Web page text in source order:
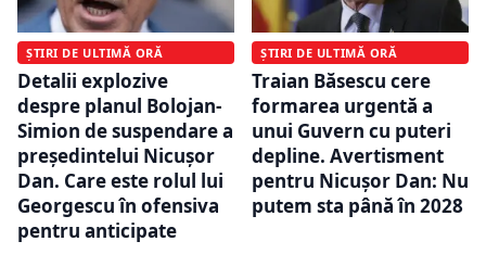
ȘTIRI DE ULTIMĂ ORĂ
Detalii explozive
despre planul Bolojan-
Simion de suspendare a
președintelui Nicușor
Dan. Care este rolul lui
Georgescu în ofensiva
pentru anticipate
ȘTIRI DE ULTIMĂ ORĂ
Traian Băsescu cere
formarea urgentă a
unui Guvern cu puteri
depline. Avertisment
pentru Nicușor Dan: Nu
putem sta până în 2028